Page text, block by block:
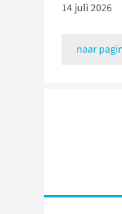
14 juli 2026
naar